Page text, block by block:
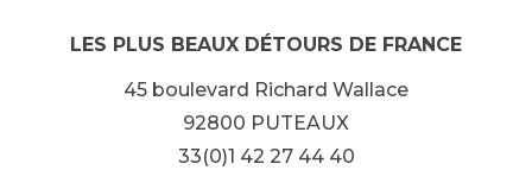
LES PLUS BEAUX DÉTOURS DE FRANCE
45 boulevard Richard Wallace
92800 PUTEAUX
33(0)1 42 27 44 40